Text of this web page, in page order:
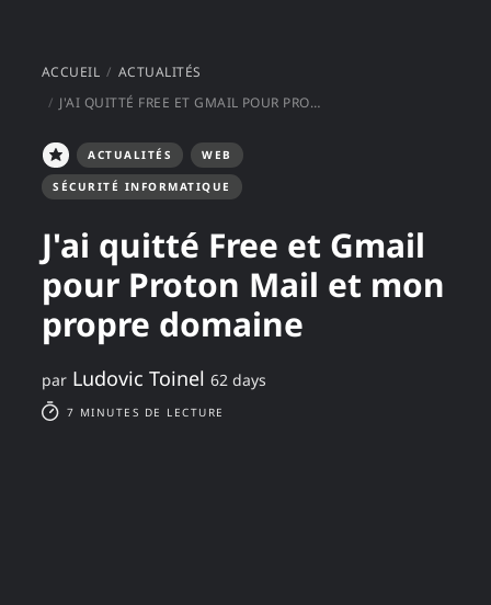
ACCUEIL
ACTUALITÉS
J'AI QUITTÉ FREE ET GMAIL POUR PROTON MAIL ET MON PROPRE DOMAINE
ACTUALITÉS WEB
SÉCURITÉ INFORMATIQUE
J'ai quitté Free et Gmail
pour Proton Mail et mon
propre domaine
par Ludovic Toinel 62 days
7 MINUTES DE LECTURE